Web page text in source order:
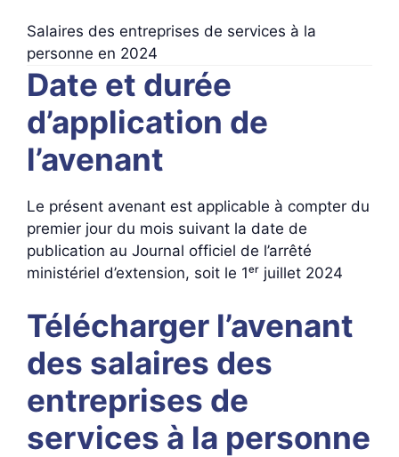
Salaires des entreprises de services à la
personne en 2024
Date et durée
d’application de
l’avenant
Le présent avenant est applicable à compter du
premier jour du mois suivant la date de
publication au Journal officiel de l’arrêté
ministériel d’extension, soit le 1ᵉʳ juillet 2024
Télécharger l’avenant
des salaires des
entreprises de
services à la personne